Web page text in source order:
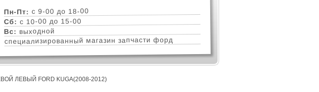
Пн-Пт: с 9-00 до 18-00
Сб: с 10-00 до 15-00
Вс: выходной
специализированный магазин запчасти форд
ЛЕВЫЙ FORD KUGA(2008-2012)